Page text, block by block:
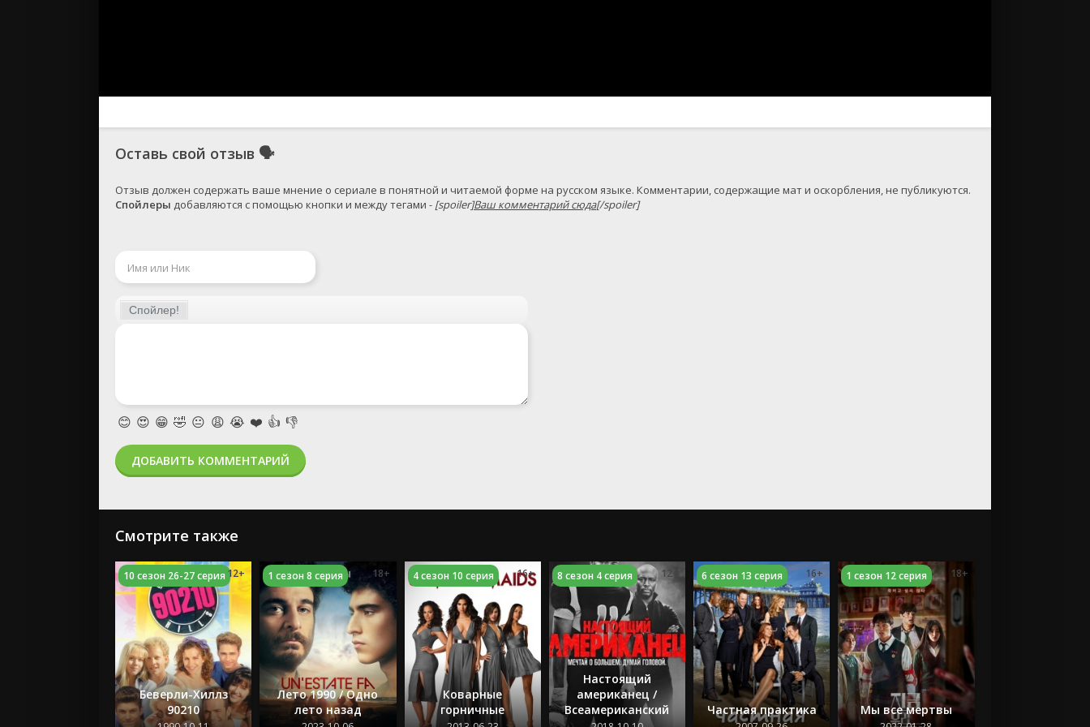
Оставь свой отзыв 🗣
Спойлеры добавляются с помощью кнопки и между тегами - [spoiler]Ваш комментарий сюда[/spoiler]
😊 😍 😁 🤣 😐 😩 😭 ❤️ 👍 👎
ДОБАВИТЬ КОММЕНТАРИЙ
Смотрите также
Беверли-Хиллз
90210
10 сезон 26-27 серия 12+
Лето 1990 / Одно
лето назад
1 сезон 8 серия 18+
Коварные
горничные
4 сезон 10 серия 16+
Настоящий
американец /
Всеамериканский
8 сезон 4 серия 12+
Частная практика
6 сезон 13 серия 16+
Мы все мертвы
1 сезон 12 серия 18+